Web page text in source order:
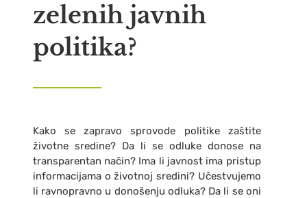
zelenih javnih
politika?
Kako se zapravo sprovode politike zaštite
životne sredine? Da li se odluke donose na
transparentan način? Ima li javnost ima pristup
informacijama o životnoj sredini? Učestvujemo
li ravnopravno u donošenju odluka? Da li se oni